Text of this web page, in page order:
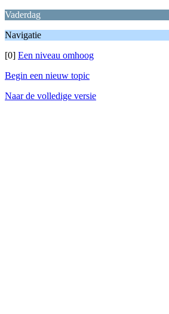
Vaderdag
Navigatie
[0] Een niveau omhoog
Begin een nieuw topic
Naar de volledige versie